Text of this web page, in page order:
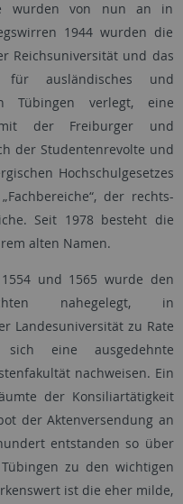
wurden von nun an in
1944 wurden die
Reichsuniversität und das
für ausländisches und
Tübingen verlegt, eine
der Freiburger und
der Studentenrevolte und
Hochschulgesetzes
der rechts-
Seit 1978 besteht die
alten Namen.
und 1565 wurde den
nahegelegt, in
Landesuniversität zu Rate
eine ausgedehnte
nachweisen. Ein
der Konsiliartätigkeit
der Aktenversendung an
entstanden so über
zu den wichtigen
ist die eher milde,